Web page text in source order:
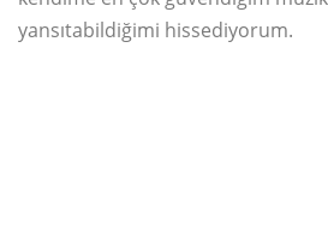
yansıtabildiğimi hissediyorum.